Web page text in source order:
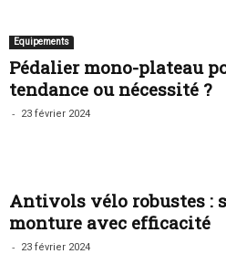
Equipements
Pédalier mono-plateau
tendance ou nécessité ?
- 23 février 2024
Antivols vélo robustes :
monture avec efficacité
- 23 février 2024